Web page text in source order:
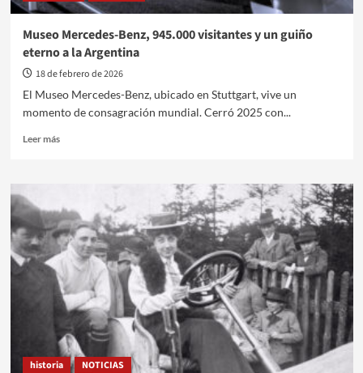
Museo Mercedes-Benz, 945.000 visitantes y un guiño
eterno a la Argentina
18 de febrero de 2026
El Museo Mercedes-Benz, ubicado en Stuttgart, vive un
momento de consagración mundial. Cerró 2025 con...
Leer másLeer
Benz,
945.000
visitantes
y
un
guiño
eterno
la
Argentina
historia NOTICIAS